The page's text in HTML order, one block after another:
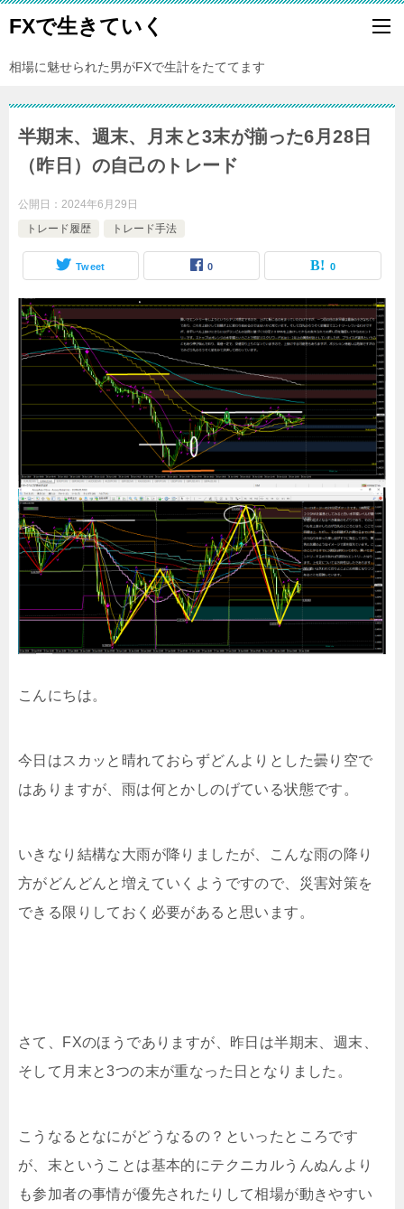
FXで生きていく
相場に魅せられた男がFXで生計をたててます
半期末、週末、月末と3末が揃った6月28日
（昨日）の自己のトレード
公開日： 2024年6月29日
トレード履歴
トレード手法
Tweet 0 0
こんにちは。
今日はスカッと晴れておらずどんよりとした曇り空で
はありますが、雨は何とかしのげている状態です。
いきなり結構な大雨が降りましたが、こんな雨の降り
方がどんどんと増えていくようですので、災害対策を
できる限りしておく必要があると思います。
さて、FXのほうでありますが、昨日は半期末、週末、
そして月末と3つの末が重なった日となりました。
こうなるとなにがどうなるの？といったところです
が、末ということは基本的にテクニカルうんぬんより
も参加者の事情が優先されたりして相場が動きやすい